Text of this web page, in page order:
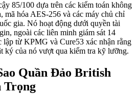
85/100 dựa trên các kiểm toán không
mã hóa AES-256 và các máy chủ chỉ
gia. Nó hoạt động dưới quyền tài
ngoài các liên minh giám sát 14
lập từ KPMG và Cure53 xác nhận rằng
ký của nó vượt qua kiểm tra kỹ lưỡng.
Quần Đảo British
Trọng